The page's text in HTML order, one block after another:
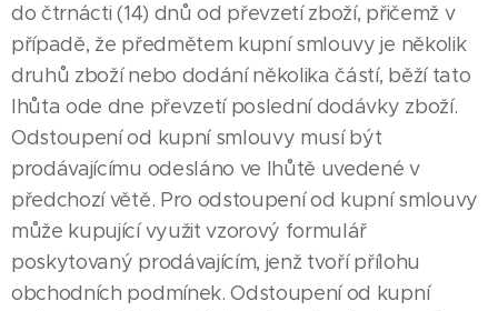
do čtrnácti (14) dnů od převzetí zboží, přičemž v
případě, že předmětem kupní smlouvy je několik
druhů zboží nebo dodání několika částí, běží tato
lhůta ode dne převzetí poslední dodávky zboží.
Odstoupení od kupní smlouvy musí být
prodávajícímu odesláno ve lhůtě uvedené v
předchozí větě. Pro odstoupení od kupní smlouvy
může kupující využit vzorový formulář
poskytovaný prodávajícím, jenž tvoří přílohu
obchodních podmínek. Odstoupení od kupní